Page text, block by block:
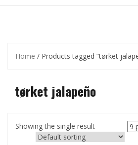
Home / Products tagged “tørket
tørket jalapeño
Showing the single result